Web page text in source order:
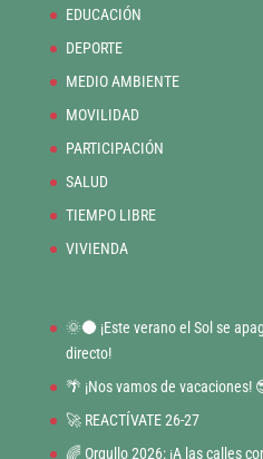
EDUCACIÓN
DEPORTE
MEDIO AMBIENTE
MOVILIDAD
PARTICIPACIÓN
SALUD
TIEMPO LIBRE
VIVIENDA
🌞🌑 ¡Este verano el Sol se
directo!
🌴 ¡Nos vamos de vacaciones!
🚀 REACTÍVATE 26-27
🌈 Orgullo 2026: ¡A las calles